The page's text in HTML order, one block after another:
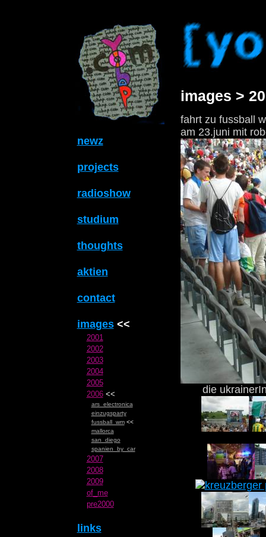
newz
projects
radioshow
studium
thoughts
aktien
contact
images<<
2001
2002
2003
2004
2005
2006<<
ars_electronica
einzugsparty
fussball_wm<<
mallorca
san_diego
spanien_by_car
2007
2008
2009
of_me
pre2000
links
images >
fahrt zu fussball
am 23.juni mit
die